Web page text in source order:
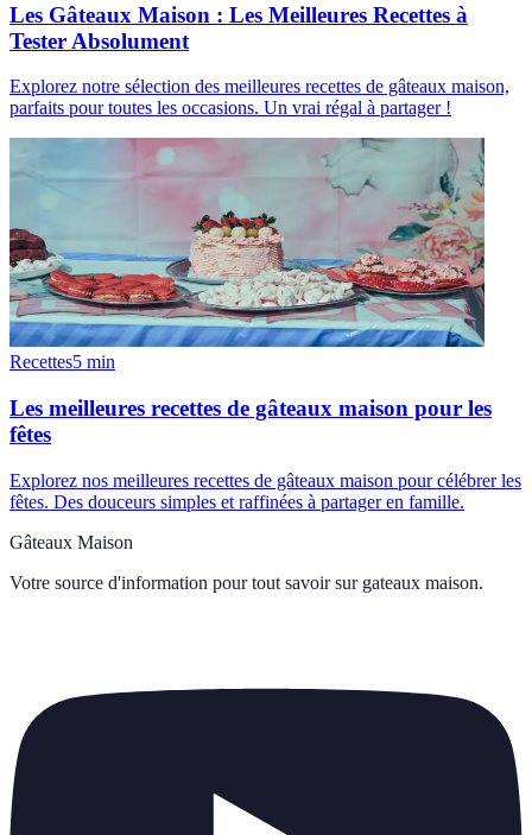
Les Gâteaux Maison : Les Meilleures Recettes à
Tester Absolument
Explorez notre sélection des meilleures recettes de gâteaux maison,
parfaits pour toutes les occasions. Un vrai régal à partager !
Recettes5 min
Les meilleures recettes de gâteaux maison pour les
fêtes
Explorez nos meilleures recettes de gâteaux maison pour célébrer les
fêtes. Des douceurs simples et raffinées à partager en famille.
Gâteaux Maison
Votre source d'information pour tout savoir sur gateaux maison.